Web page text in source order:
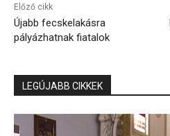
Előző cikk
Újabb fecskelakásra
pályázhatnak fiatalok
LEGÚJABB CIKKEK